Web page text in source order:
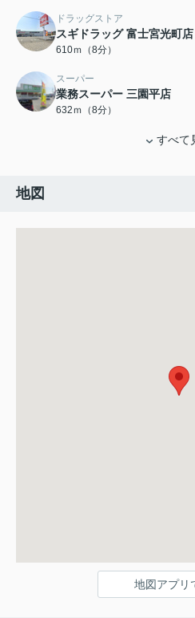
ドラッグストア
スギドラッグ 富士宮光町店
610ｍ（8分）
スーパー
業務スーパー 三園平店
632ｍ（8分）
すべて
地図
地図アプリ